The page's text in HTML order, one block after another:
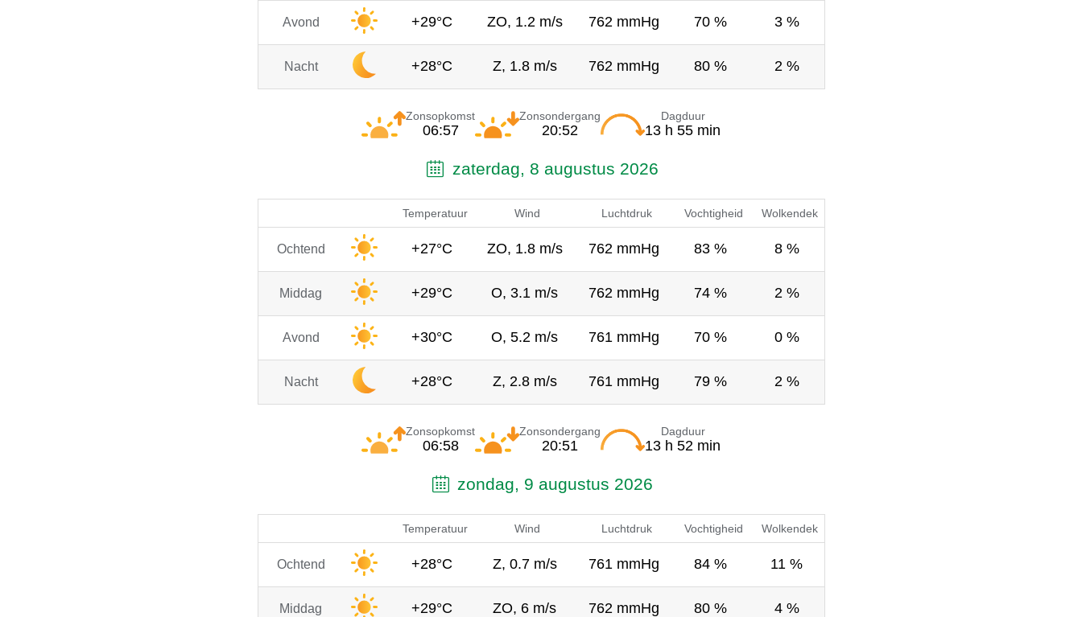
Avond +29°C ZO, 1.2 m/s 762 mmHg 70 % 3 %
Nacht +28°C Z, 1.8 m/s 762 mmHg 80 % 2 %
Zonsopkomst
06:57
Zonsondergang
20:52
Dagduur
13 h 55 min
zaterdag, 8 augustus 2026
Temperatuur Wind Luchtdruk Vochtigheid Wolkendek
Ochtend +27°C ZO, 1.8 m/s 762 mmHg 83 % 8 %
Middag +29°C O, 3.1 m/s 762 mmHg 74 % 2 %
Avond +30°C O, 5.2 m/s 761 mmHg 70 % 0 %
Nacht +28°C Z, 2.8 m/s 761 mmHg 79 % 2 %
Zonsopkomst
06:58
Zonsondergang
20:51
Dagduur
13 h 52 min
zondag, 9 augustus 2026
Temperatuur Wind Luchtdruk Vochtigheid Wolkendek
Ochtend +28°C Z, 0.7 m/s 761 mmHg 84 % 11 %
Middag +29°C ZO, 6 m/s 762 mmHg 80 % 4 %